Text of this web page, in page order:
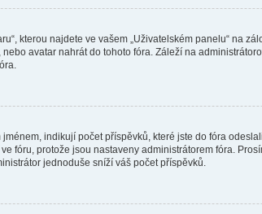
kterou najdete ve vašem „Uživatelském panelu“ na
avatar nahrát do tohoto fóra. Záleží na
indikují počet příspěvků, které jste do fóra
fóru, protože jsou nastaveny administrátorem fóra.
jednoduše sníží váš počet příspěvků.